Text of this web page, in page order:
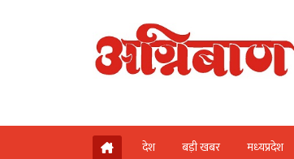
देश बड़ी खबर मध्‍यप्रदेश